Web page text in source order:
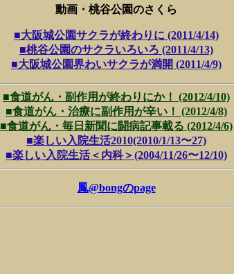
動画・桃谷公園のさくら
■大阪城公園サクラが終わりに (2011/4/14)
■桃谷公園のサクラいろいろ (2011/4/13)
■大阪城公園界わいサクラが満開 (2011/4/9)
■食道がん・副作用が終わりにか！ (2012/4/10)
■食道がん・治療に副作用が辛い！ (2012/4/8)
■食道がん・毎日新聞に闘病記事載る (2012/4/6)
■楽しい入院生活2010(2010/1/13〜27)
■楽しい入院生活＜内科＞(2004/11/26〜12/10)
鳳@bongのpage